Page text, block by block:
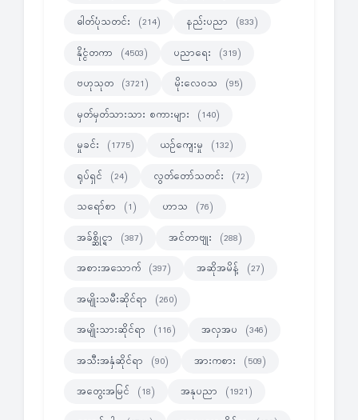
ဓါတ်ပုံသတင်း (214) နည်းပညာ (833)
နိုင္ငံတကာ (4503) ပညာရေး (319)
ဗဟုသုတ (3721) မိုးလေဝသ (95)
မှတ်မှတ်သားသား စကားများ (140)
မှုခင်း (1775) ယဉ်ကျေးမှု (132)
ရုပ်ရှင် (24) လွတ်တော်သတင်း (72)
သရော်စာ (1) ဟာသ (76)
အခ်စ္ဆိုင္ရာ (387) အင်တာဗျုး (288)
အစားအသောက် (397) အဆိုအမိန့် (27)
အမျိုးသမီးဆိုင်ရာ (260)
အမျိုးသားဆိုင်ရာ (116) အလှအပ (346)
အသီးအနှံဆိုင်ရာ (90) အားကစား (509)
အတွေးအမြင် (18) အနုပညာ (1921)